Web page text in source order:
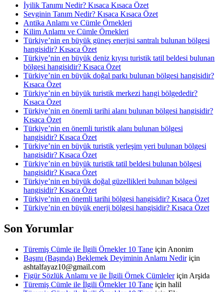
İyilik Tanımı Nedir? Kısaca Kısaca Özet
Sevginin Tanım Nedir? Kısaca Kısaca Özet
Antika Anlamı ve Cümle Örnekleri
Kilim Anlamı ve Cümle Örnekleri
Türkiye’nin en büyük güneş enerjisi santralı bulunan bölgesi
hangisidir? Kısaca Özet
Türkiye’nin en büyük deniz kıyısı turistik tatil beldesi bulunan
bölgesi hangisidir? Kısaca Özet
Türkiye’nin en büyük doğal parkı bulunan bölgesi hangisidir?
Kısaca Özet
Türkiye’nin en büyük turistik merkezi hangi bölgededir?
Kısaca Özet
Türkiye’nin en önemli tarihi alanı bulunan bölgesi hangisidir?
Kısaca Özet
Türkiye’nin en önemli turistik alanı bulunan bölgesi
hangisidir? Kısaca Özet
Türkiye’nin en büyük turistik yerleşim yeri bulunan bölgesi
hangisidir? Kısaca Özet
Türkiye’nin en büyük turistik tatil beldesi bulunan bölgesi
hangisidir? Kısaca Özet
Türkiye’nin en büyük doğal güzellikleri bulunan bölgesi
hangisidir? Kısaca Özet
Türkiye’nin en önemli tarihi bölgesi hangisidir? Kısaca Özet
Türkiye’nin en büyük enerji bölgesi hangisidir? Kısaca Özet
Son Yorumlar
Türemiş Cümle ile İlgili Örnekler 10 Tane için Anonim
Başını (Başında) Beklemek Deyiminin Anlamı Nediriçin
ashtalfayaz10@gmail.com
Figür Sözlük Anlamı ve ile İlgili Örnek Cümleleriçin Arşida
Türemiş Cümle ile İlgili Örnekler 10 Tane için halil